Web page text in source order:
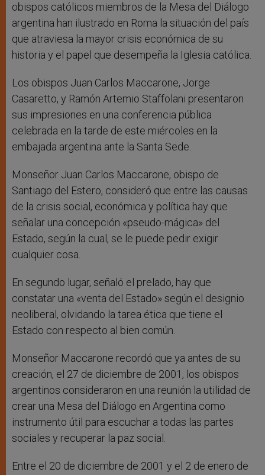
obispos católicos miembros de la Mesa del Diálogo
argentina han ilustrado en Roma la situación del país
que atraviesa la mayor crisis económica de su
historia y el papel que desempeña la Iglesia católica.
Los obispos Juan Carlos Maccarone, Jorge
Casaretto, y Ramón Artemio Staffolani presentaron
sus impresiones en una conferencia pública
celebrada en la tarde de este miércoles en la
embajada argentina ante la Santa Sede.
Monseñor Juan Carlos Maccarone, obispo de
Santiago del Estero, consideró que entre las causas
de la crisis social, económica y política hay que
señalar una concepción «pseudo-mágica» del
Estado, según la cual, se le puede pedir exigir
cualquier cosa.
En segundo lugar, señaló el prelado, hay que
constatar una «venta del Estado» según el designio
neoliberal, olvidando la tarea ética que tiene el
Estado con respecto al bien común.
Monseñor Maccarone recordó que ya antes de su
creación, el 27 de diciembre de 2001, los obispos
argentinos consideraron en una reunión la utilidad de
crear una Mesa del Diálogo en Argentina como
instrumento útil para escuchar a todas las partes
sociales y recuperar la paz social.
Entre el 20 de diciembre de 2001 y el 2 de enero de